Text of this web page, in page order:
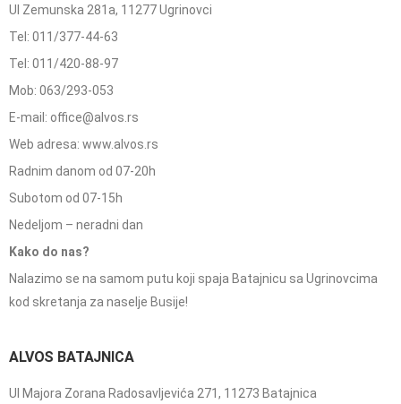
Ul Zemunska 281a, 11277 Ugrinovci
Tel: 011/377-44-63
Tel: 011/420-88-97
Mob: 063/293-053
E-mail: office@alvos.rs
Web adresa: www.alvos.rs
Radnim danom od 07-20h
Subotom od 07-15h
Nedeljom – neradni dan
Kako do nas?
Nalazimo se na samom putu koji spaja Batajnicu sa Ugrinovcima
kod skretanja za naselje Busije!
ALVOS BATAJNICA
Ul Majora Zorana Radosavljevića 271, 11273 Batajnica